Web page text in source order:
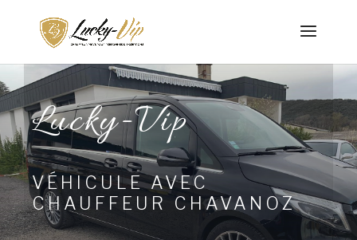
Lucky-Vip
VÉHICULE AVEC
CHAUFFEUR CHAVANOZ